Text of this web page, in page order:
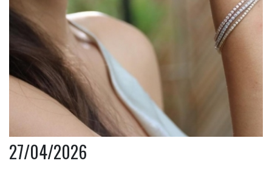
27/04/2026